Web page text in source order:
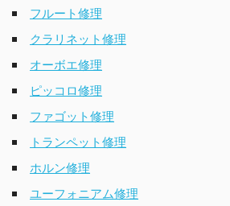
フルート修理
クラリネット修理
オーボエ修理
ピッコロ修理
ファゴット修理
トランペット修理
ホルン修理
ユーフォニアム修理